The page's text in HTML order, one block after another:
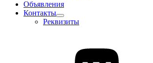
Объявления
Контакты
Реквизиты